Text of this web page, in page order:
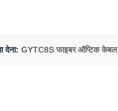
देना: GYTC8S फाइबर ऑप्टिक केबल,